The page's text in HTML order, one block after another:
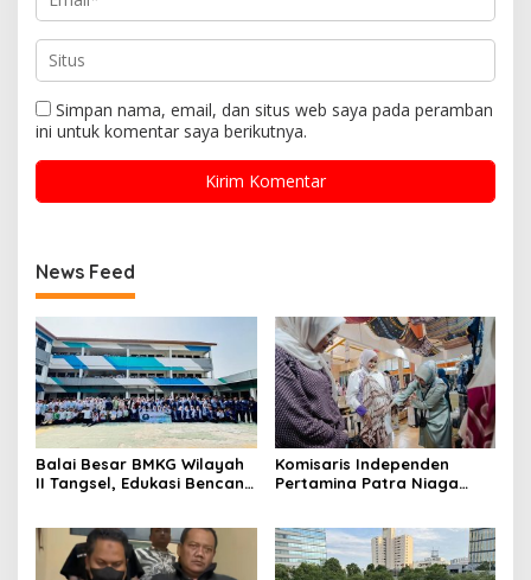
Simpan nama, email, dan situs web saya pada peramban
ini untuk komentar saya berikutnya.
News Feed
Balai Besar BMKG Wilayah
II Tangsel, Edukasi Bencana
23
Komisaris Independen
Pertamina Patra Niaga
Sentuhan Kemanusiaan dan
Keberlanjutan